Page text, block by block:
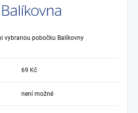
vybranou pobočku Balíkovny
69 Kč
není možné